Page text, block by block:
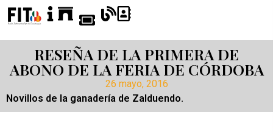
RESEÑA DE LA PRIMERA DE
ABONO DE LA FERIA DE CÓRDOBA
26 mayo, 2016
Novillos de la ganadería de Zalduendo.